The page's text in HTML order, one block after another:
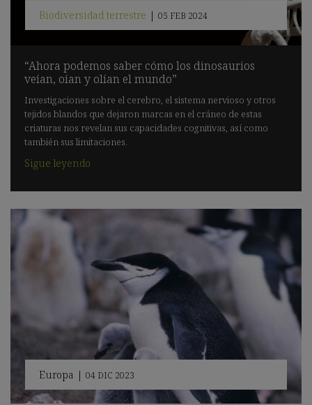
Biodiversidad terrestre | 05 FEB 2024
“Ahora podemos saber cómo los dinosaurios
veían, oían y olían el mundo”
Investigaciones sobre el cerebro, el sistema nervioso y otros
tejidos blandos que dejaron marcas en el cráneo de estas
criaturas nos revelan sus capacidades cognitivas, así como
también sus limitaciones.
Sigue leyendo
Europa | 04 DIC 2023